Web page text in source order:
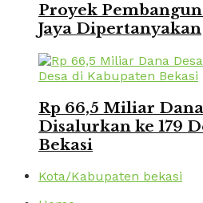
Proyek
Jaya Dipertanyakan
Rp 66,5 Miliar
Disalurkan ke 179
Bekasi
Kota/Kabupaten bekasi